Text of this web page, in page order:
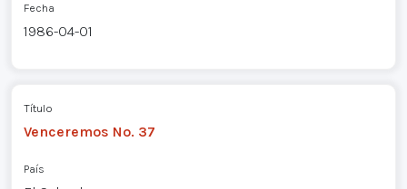
Fecha
1986-04-01
Título
Venceremos No. 37
País